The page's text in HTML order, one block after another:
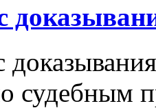
доказывания
судебным